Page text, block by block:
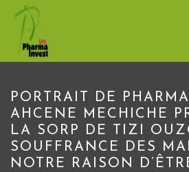
PORTRAIT DE
AHCENE MECHICHE
LA SORP DE TIZI
SOUFFRANCE DES
NOTRE RAISON